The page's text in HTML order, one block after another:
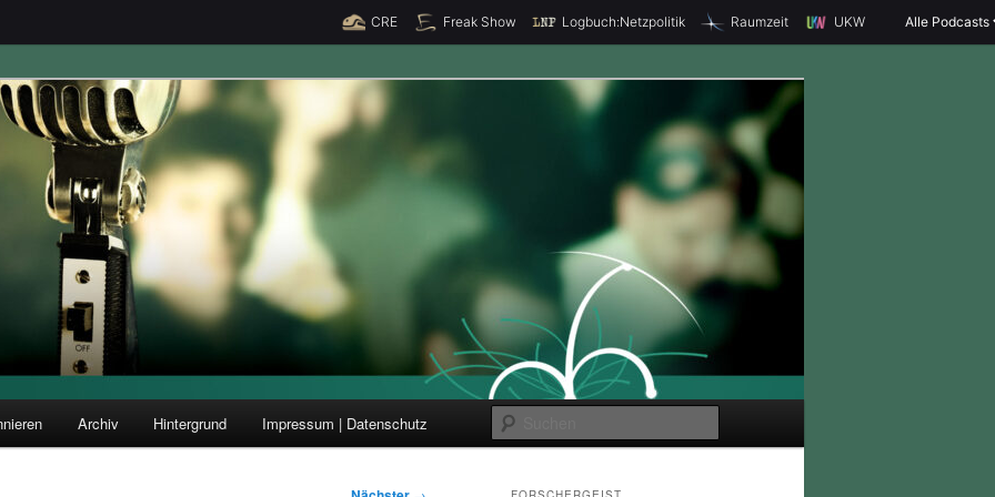
CRE Freak Show Logbuch:Netzpolitik Raumzeit UKW Alle Podcasts
und Forschung
u
Archiv Hintergrund Impressum | Datenschutz